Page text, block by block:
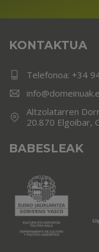
KONTAKTUA
Telefonoa: +34
Altzolatarren
20.870 Elgoibar,
BABESLEAK